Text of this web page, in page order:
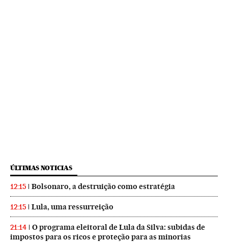
ÚLTIMAS NOTICIAS
12:15 Bolsonaro, a destruição como estratégia
12:15 Lula, uma ressurreição
21:14
O programa eleitoral de Lula da Silva: subidas de
impostos para os ricos e proteção para as minorias